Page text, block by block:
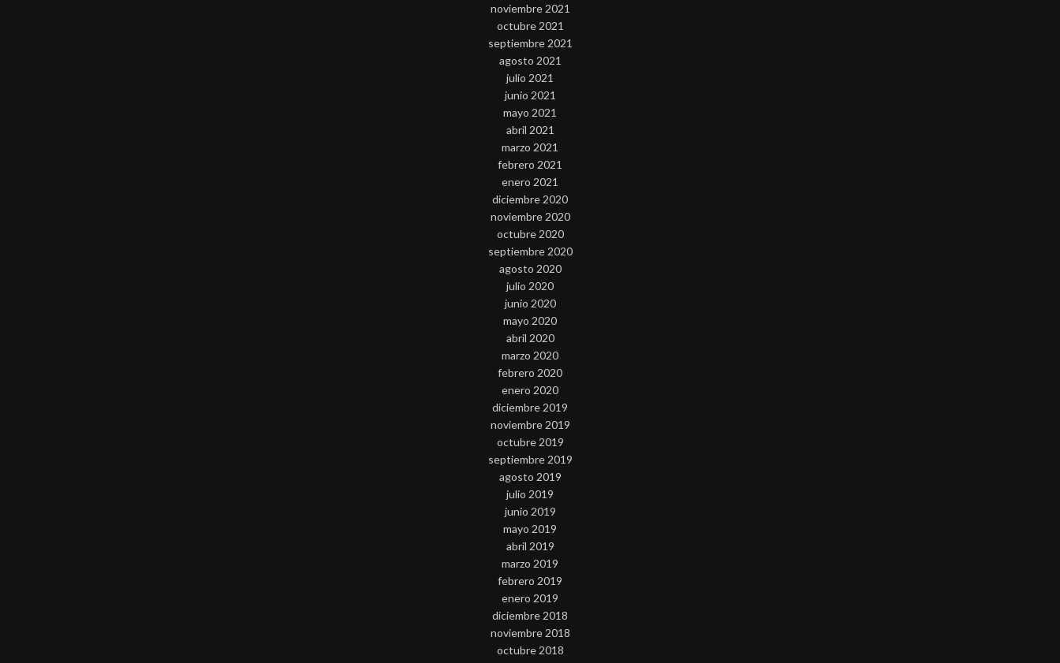
noviembre 2021
octubre 2021
septiembre 2021
agosto 2021
julio 2021
junio 2021
mayo 2021
abril 2021
marzo 2021
febrero 2021
enero 2021
diciembre 2020
noviembre 2020
octubre 2020
septiembre 2020
agosto 2020
julio 2020
junio 2020
mayo 2020
abril 2020
marzo 2020
febrero 2020
enero 2020
diciembre 2019
noviembre 2019
octubre 2019
septiembre 2019
agosto 2019
julio 2019
junio 2019
mayo 2019
abril 2019
marzo 2019
febrero 2019
enero 2019
diciembre 2018
noviembre 2018
octubre 2018